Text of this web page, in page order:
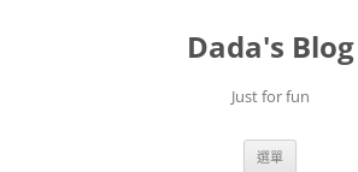
Dada's Blog
Just for fun
選單